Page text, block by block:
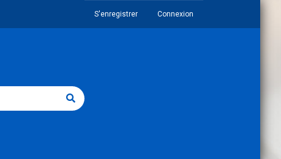
S'enregistrer Connexion